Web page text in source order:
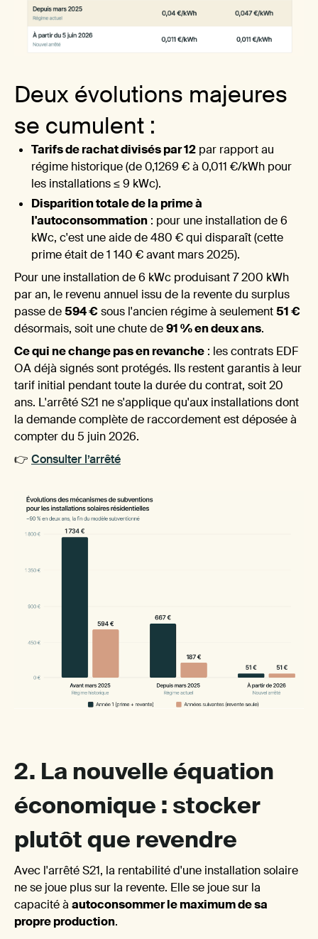
2.
:
Deux évolutions majeures
se cumulent :
Tarifs de rachat divisés par 12 par rapport au
régime historique (de 0,1269 € à 0,011 €/kWh pour
les installations ≤ 9 kWc).
Disparition totale de la prime à
l'autoconsommation : pour une installation de 6
kWc, c'est une aide de 480 € qui disparaît (cette
prime était de 1 140 € avant mars 2025).
Pour une installation de 6 kWc produisant 7 200 kWh
par an, le revenu annuel issu de la revente du surplus
passe de594 €sous l'ancien régime à seulement51 €
désormais, soit une chute de91 % en deux ans.
Ce qui ne change pas en revanche : les contrats EDF
OA déjà signés sont protégés. Ils restent garantis à leur
tarif initial pendant toute la durée du contrat, soit 20
ans. L'arrêté S21 ne s'applique qu'aux installations dont
la demande complète de raccordement est déposée à
compter du 5 juin 2026.
👉 Consulter l’arrêté
2. La nouvelle équation
économique : stocker
plutôt que revendre
Avec l'arrêté S21, la rentabilité d'une installation solaire
ne se joue plus sur la revente. Elle se joue sur la
capacité à autoconsommer le maximum de sa
propre production.